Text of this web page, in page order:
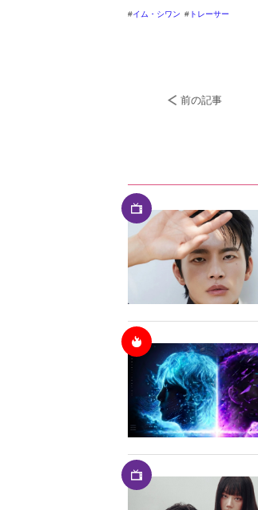
イム・シワン トレーサー
前の記事